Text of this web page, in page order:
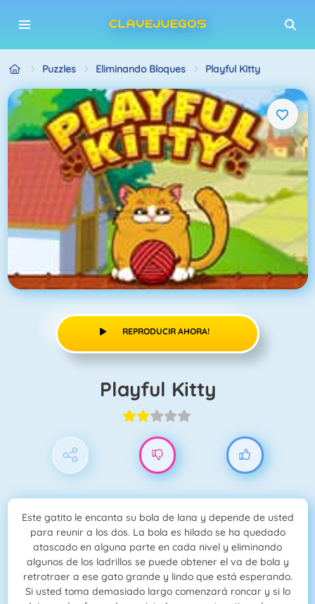
Puzzles Eliminando Bloques Playful Kitty
REPRODUCIR AHORA!
Playful Kitty
Este gatito le encanta su bola de lana y depende de usted
para reunir a los dos. La bola es hilado se ha quedado
atascado en alguna parte en cada nivel y eliminando
algunos de los ladrillos se puede obtener el va de bola y
retrotraer a ese gato grande y lindo que está esperando.
Si usted toma demasiado largo comenzará roncar y si lo